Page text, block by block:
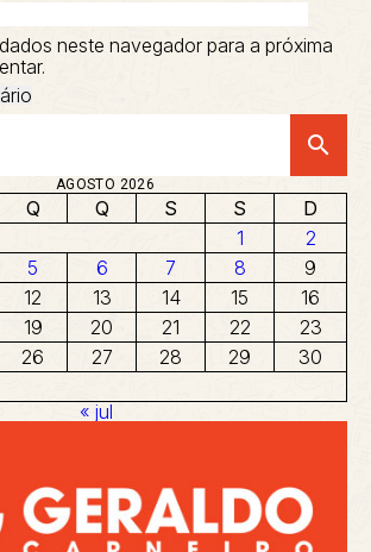
neste navegador para a próxima
search
AGOSTO 2026
Q Q S S
D
1
2
5 6 7 8
9
12 13 14 15
16
19 20 21 22
23
26 27 28 29
30
« jul